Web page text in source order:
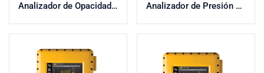
Analizador de Opacidad y Color Analizador de Presión de Vapor